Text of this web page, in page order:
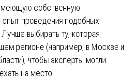
собственную
проведения подобных
выбирать ту, которая
регионе (например, в Москве и
чтобы эксперты могли
на место.